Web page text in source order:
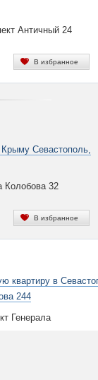
Античный 24
В избранное
Крыму Севастополь,
Колобова 32
В избранное
квартиру в
244
Генерала